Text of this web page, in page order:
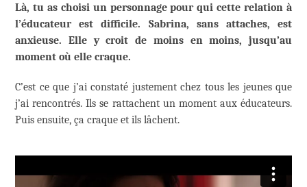
Là, tu as choisi un personnage pour qui cette relation à
l’éducateur est difficile. Sabrina, sans attaches, est
anxieuse. Elle y croit de moins en moins, jusqu’au
moment où elle craque.
C’est ce que j’ai constaté justement chez tous les jeunes que
j’ai rencontrés. Ils se rattachent un moment aux éducateurs.
Puis ensuite, ça craque et ils lâchent.